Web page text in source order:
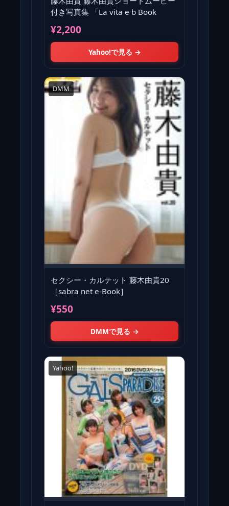
付き写真集 「La vita e b Book
¥2,200
Yahoo!で見る →
DMM
セクシー・カルテット 藤木由貴20
［sabra net e-Book］
¥550
DMMで見る →
Yahoo!